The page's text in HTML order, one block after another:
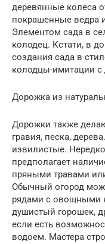
деревянные колеса
покрашенные ведра
Элементом сада в
колодец. Кстати, в
создания сада в
колодцы-имитации с
Дорожка из
Дорожки также
гравия, песка,
извилистые.
предполагает
пряными травами
Обычный огород
рядами с овощными
душистый горошек,
если есть
водоем. Мастера